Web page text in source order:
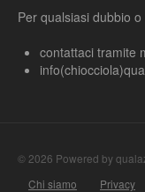
Per qualsiasi dubbio
contattaci tramite
© 2026 Powered by
Chi siamo
Privacy